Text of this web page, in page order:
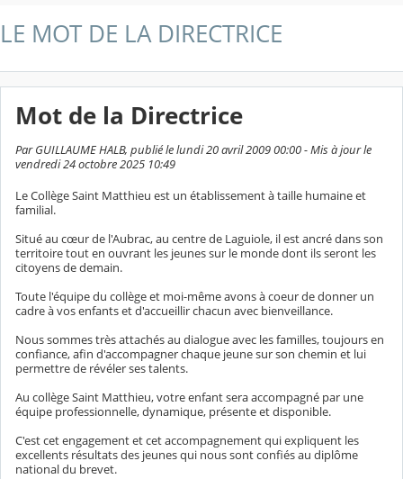
LE MOT DE LA DIRECTRICE
Mot de la Directrice
Par GUILLAUME HALB, publié le lundi 20 avril 2009 00:00 - Mis à jour le
vendredi 24 octobre 2025 10:49
Le Collège Saint Matthieu est un établissement à taille humaine et
familial.
Situé au cœur de l'Aubrac, au centre de Laguiole, il est ancré dans son
territoire tout en ouvrant les jeunes sur le monde dont ils seront les
citoyens de demain.
Toute l'équipe du collège et moi-même avons à coeur de donner un
cadre à vos enfants et d'accueillir chacun avec bienveillance.
Nous sommes très attachés au dialogue avec les familles, toujours en
confiance, afin d'accompagner chaque jeune sur son chemin et lui
permettre de révéler ses talents.
Au collège Saint Matthieu, votre enfant sera accompagné par une
équipe professionnelle, dynamique, présente et disponible.
C'est cet engagement et cet accompagnement qui expliquent les
excellents résultats des jeunes qui nous sont confiés au diplôme
national du brevet.